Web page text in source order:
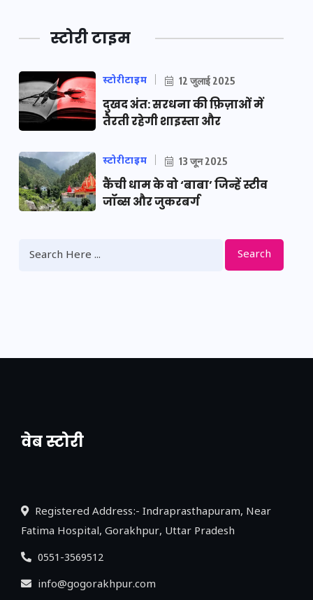
स्टोरी टाइम
स्टोरीटाइम 12 जुलाई 2025
दुखद अंत: सरधना की फ़िज़ाओं में
तैरती रहेगी शाइस्ता और
स्टोरीटाइम 13 जून 2025
कैंची धाम के वो ‘बाबा’ जिन्हें स्टीव
जॉब्स और जुकरबर्ग
Search
वेब स्टोरी
नया एक्सप्रेसवे: पूर्वांचल का लक, डेवलपमेंट का
Registered Address:- Indraprasthapuram, Near
Fatima Hospital, Gorakhpur, Uttar Pradesh
0551-3569512
info@gogorakhpur.com